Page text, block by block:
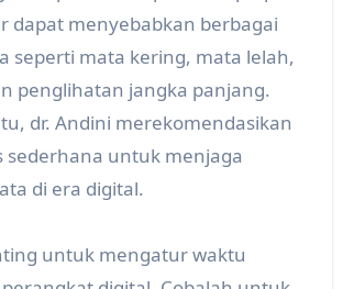
dapat menyebabkan berbagai
seperti mata kering, mata lelah,
penglihatan jangka panjang.
dr. Andini merekomendasikan
sederhana untuk menjaga
di era digital.
untuk mengatur waktu